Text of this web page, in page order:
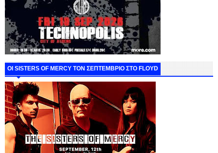
ΟΙ SISTERS OF MERCY ΤΟΝ ΣΕΠΤΕΜΒΡΙΟ ΣΤΟ FLOYD